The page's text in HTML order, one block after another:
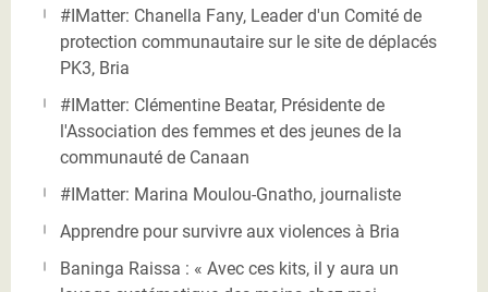
#IMatter: Chanella Fany, Leader d'un Comité de
protection communautaire sur le site de déplacés
PK3, Bria
#IMatter: Clémentine Beatar, Présidente de
l'Association des femmes et des jeunes de la
communauté de Canaan
#IMatter: Marina Moulou-Gnatho, journaliste
Apprendre pour survivre aux violences à Bria
Baninga Raissa : « Avec ces kits, il y aura un